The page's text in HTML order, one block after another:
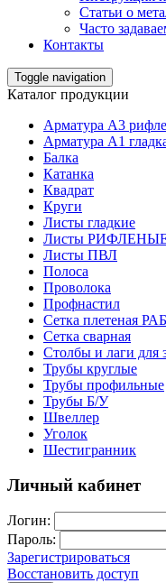
Статьи о
Часто
Контакты
Toggle navigation
Каталог продукции
Арматура А3
Арматура А1
Балка
Катанка
Квадрат
Круги
Листы гладкие
Листы
Листы ПВЛ
Полоса
Проволока
Профнастил
Сетка плетеная
Сетка сварная
Столбы и лаги для
Трубы круглые
Трубы профильные
Трубы Б/У
Швеллер
Уголок
Шестигранник
Личный кабинет
Логин:
Пароль:
Зарегистрироваться
Восстановить доступ